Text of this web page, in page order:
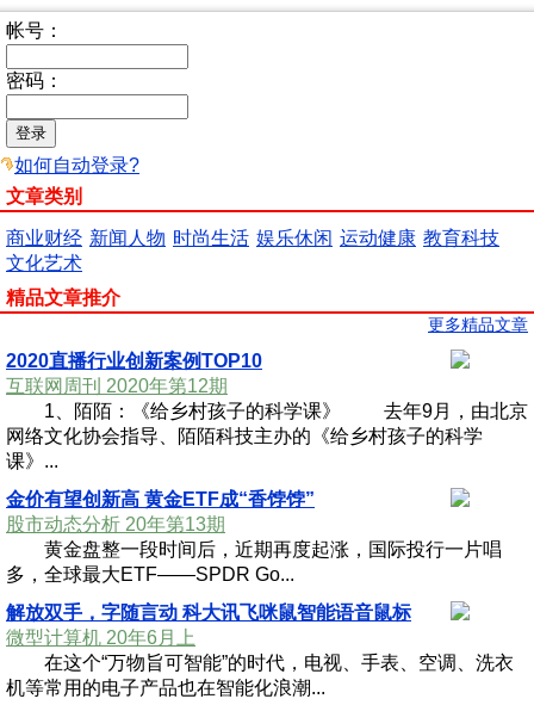
帐号：
密码：
如何自动登录?
文章类别
商业财经 新闻人物 时尚生活 娱乐休闲 运动健康 教育科技
文化艺术
精品文章推介
更多精品文章
2020直播行业创新案例TOP10
互联网周刊 2020年第12期
1、陌陌：《给乡村孩子的科学课》 去年9月，由北京
网络文化协会指导、陌陌科技主办的《给乡村孩子的科学
课》...
金价有望创新高 黄金ETF成“香饽饽”
股市动态分析 20年第13期
黄金盘整一段时间后，近期再度起涨，国际投行一片唱
多，全球最大ETF——SPDR Go...
解放双手，字随言动 科大讯飞咪鼠智能语音鼠标
微型计算机 20年6月上
在这个“万物旨可智能”的时代，电视、手表、空调、洗衣
机等常用的电子产品也在智能化浪潮...